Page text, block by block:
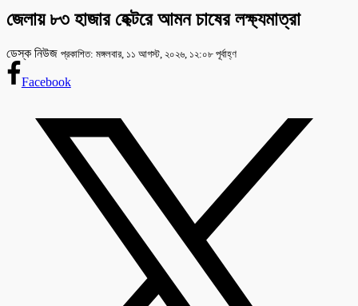
জেলায় ৮৩ হাজার হেক্টরে আমন চাষের লক্ষ্যমাত্রা
ডেস্ক নিউজ প্রকাশিত: মঙ্গলবার, ১১ আগস্ট, ২০২৬, ১২:০৮ পূর্বাহ্ণ
Facebook